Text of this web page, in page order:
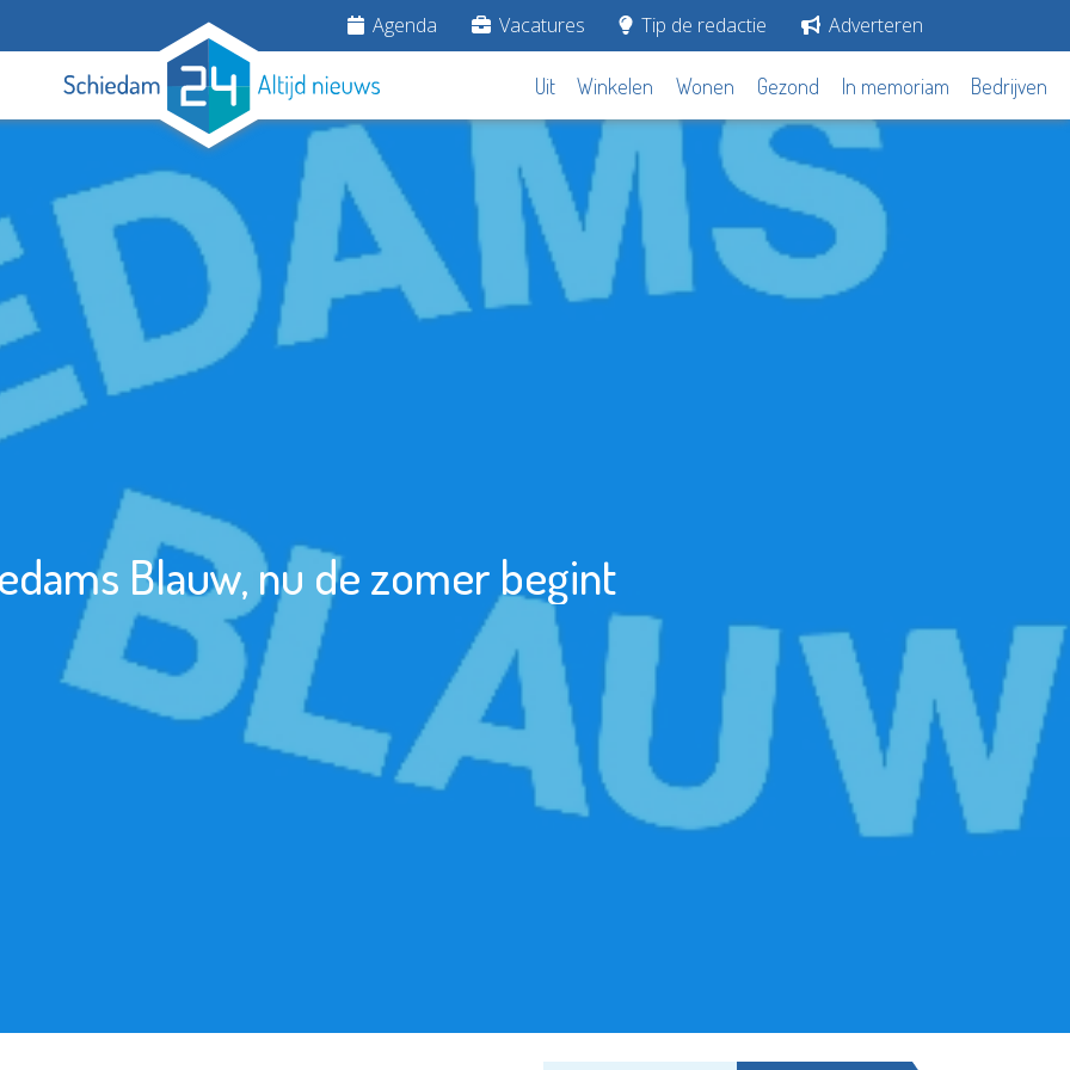
Agenda Vacatures Tip de redactie Adverteren
Uit Winkelen Wonen Gezond In memoriam Bedrijven
Blauw, nu de zomer begint